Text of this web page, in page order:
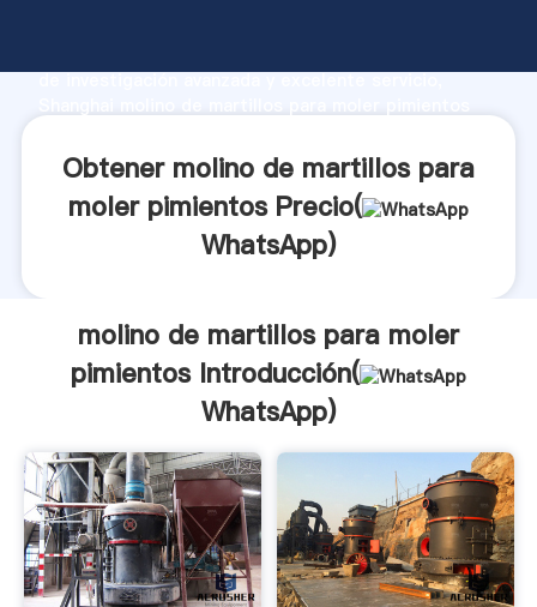
de investigación avanzada y excelente servicio,
clientes.
Obtener molino de martillos para
moler pimientos Precio(
WhatsApp)
molino de martillos para moler
pimientos Introducción(
WhatsApp)